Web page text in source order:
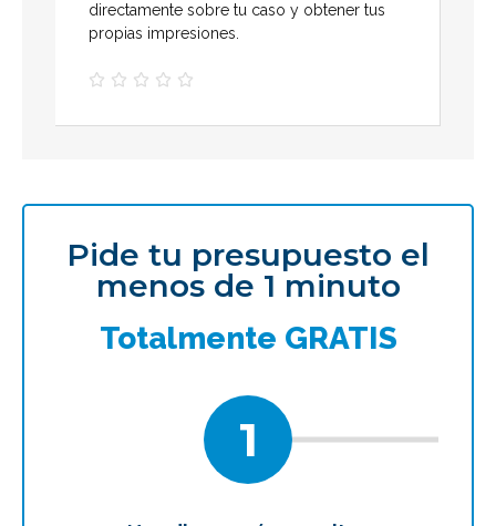
directamente sobre tu caso y obtener tus
propias impresiones.
    
Pide tu presupuesto el
menos de 1 minuto
Totalmente GRATIS
1